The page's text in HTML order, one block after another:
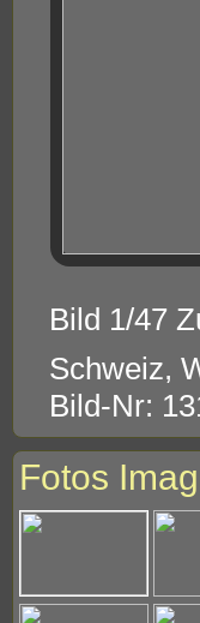
Bild 1/47
Schweiz,
Bild-Nr:
Fotos